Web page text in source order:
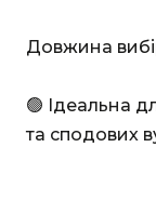
Довжина
🟢 Ідеальна
та сподових